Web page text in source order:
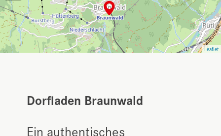
Leaflet
Dorfladen Braunwald
Ein authentisches